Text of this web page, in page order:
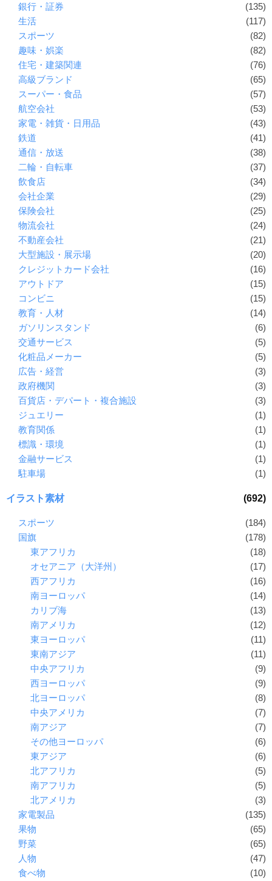
銀行・証券
(135)
生活
(117)
スポーツ
(82)
趣味・娯楽
(82)
住宅・建築関連
(76)
高級ブランド
(65)
スーパー・食品
(57)
航空会社
(53)
家電・雑貨・日用品
(43)
鉄道
(41)
通信・放送
(38)
二輪・自転車
(37)
飲食店
(34)
会社企業
(29)
保険会社
(25)
物流会社
(24)
不動産会社
(21)
大型施設・展示場
(20)
クレジットカード会社
(16)
アウトドア
(15)
コンビニ
(15)
教育・人材
(14)
ガソリンスタンド
(6)
交通サービス
(5)
化粧品メーカー
(5)
広告・経営
(3)
政府機関
(3)
百貨店・デパート・複合施設
(3)
ジュエリー
(1)
教育関係
(1)
標識・環境
(1)
金融サービス
(1)
駐車場
(1)
イラスト素材 (692)
スポーツ
(184)
国旗
(178)
東アフリカ
(18)
オセアニア（大洋州）
(17)
西アフリカ
(16)
南ヨーロッパ
(14)
カリブ海
(13)
南アメリカ
(12)
東ヨーロッパ
(11)
東南アジア
(11)
中央アフリカ
(9)
西ヨーロッパ
(9)
北ヨーロッパ
(8)
中央アメリカ
(7)
南アジア
(7)
その他ヨーロッパ
(6)
東アジア
(6)
北アフリカ
(5)
南アフリカ
(5)
北アメリカ
(3)
家電製品
(135)
果物
(65)
野菜
(65)
人物
(47)
食べ物
(10)